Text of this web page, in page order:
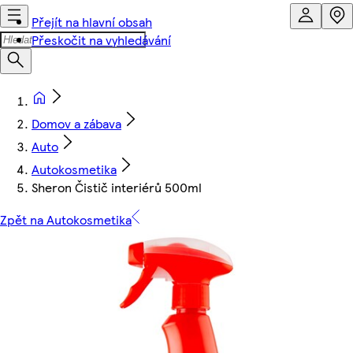
Přejít na hlavní obsah
Přeskočit na vyhledávání
Domov a zábava
Auto
Autokosmetika
Sheron Čistič interiérů 500ml
Zpět na Autokosmetika